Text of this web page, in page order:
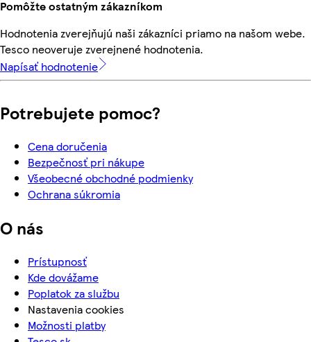
Pomôžte ostatným zákazníkom
Hodnotenia zverejňujú naši zákazníci priamo na našom webe.
Tesco neoveruje zverejnené hodnotenia.
Napísať hodnotenie
Potrebujete pomoc?
Cena doručenia
Bezpečnosť pri nákupe
Všeobecné obchodné podmienky
Ochrana súkromia
O nás
Prístupnosť
Kde dovážame
Poplatok za službu
Nastavenia cookies
Možnosti platby